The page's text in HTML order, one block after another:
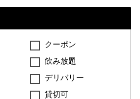
クーポン
飲み放題
デリバリー
貸切可